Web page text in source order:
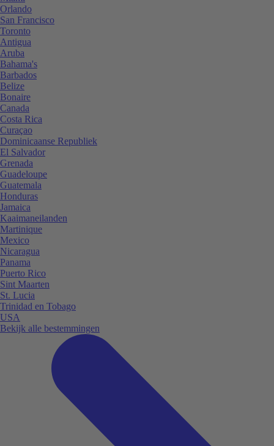
Orlando
San Francisco
Toronto
Antigua
Aruba
Bahama's
Barbados
Belize
Bonaire
Canada
Costa Rica
Curaçao
Dominicaanse Republiek
El Salvador
Grenada
Guadeloupe
Guatemala
Honduras
Jamaica
Kaaimaneilanden
Martinique
Mexico
Nicaragua
Panama
Puerto Rico
Sint Maarten
St. Lucia
Trinidad en Tobago
USA
Bekijk alle bestemmingen